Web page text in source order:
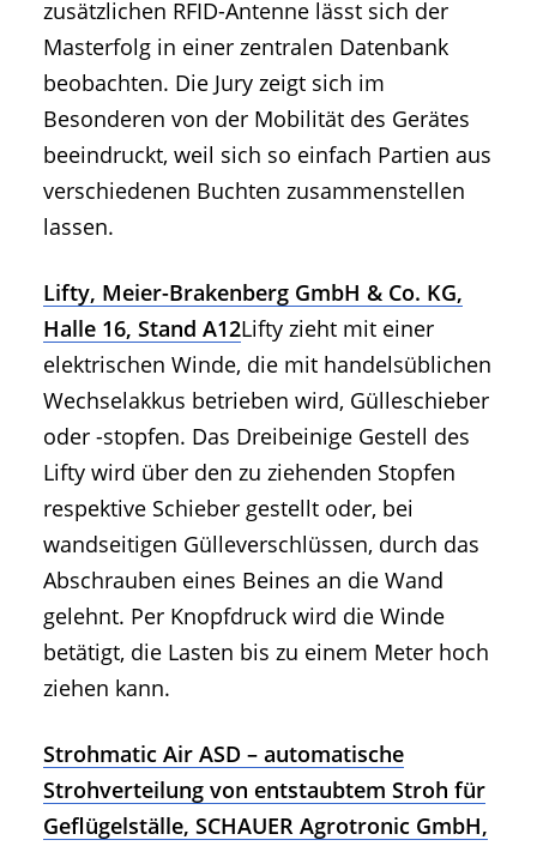
zusätzlichen RFID-Antenne lässt sich der
Masterfolg in einer zentralen Datenbank
beobachten. Die Jury zeigt sich im
Besonderen von der Mobilität des Gerätes
beeindruckt, weil sich so einfach Partien aus
verschiedenen Buchten zusammenstellen
lassen.
Lifty, Meier-Brakenberg GmbH & Co. KG,
Halle 16, Stand A12Lifty zieht mit einer
elektrischen Winde, die mit handelsüblichen
Wechselakkus betrieben wird, Gülleschieber
oder -stopfen. Das Dreibeinige Gestell des
Lifty wird über den zu ziehenden Stopfen
respektive Schieber gestellt oder, bei
wandseitigen Gülleverschlüssen, durch das
Abschrauben eines Beines an die Wand
gelehnt. Per Knopfdruck wird die Winde
betätigt, die Lasten bis zu einem Meter hoch
ziehen kann.
Strohmatic Air ASD – automatische
Strohverteilung von entstaubtem Stroh für
Geflügelställe, SCHAUER Agrotronic GmbH,